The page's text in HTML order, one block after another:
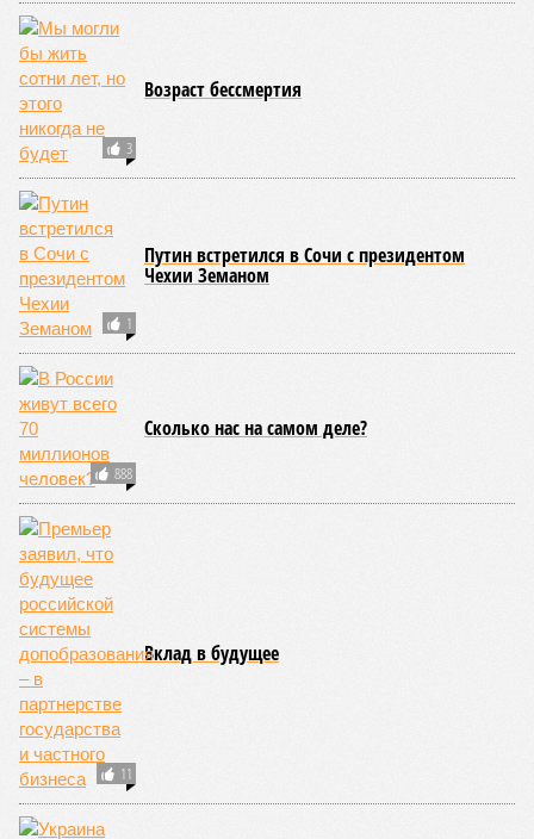
3
Возраст бессмертия
1
Путин встретился в Сочи с президентом
Чехии Земаном
888
Сколько нас на самом деле?
11
Вклад в будущее